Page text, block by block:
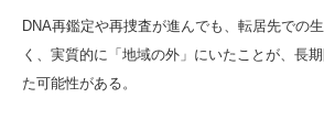
DNA再鑑定や再捜査が進んでも、転居先での
く、実質的に「地域の外」にいたことが、長
た可能性がある。